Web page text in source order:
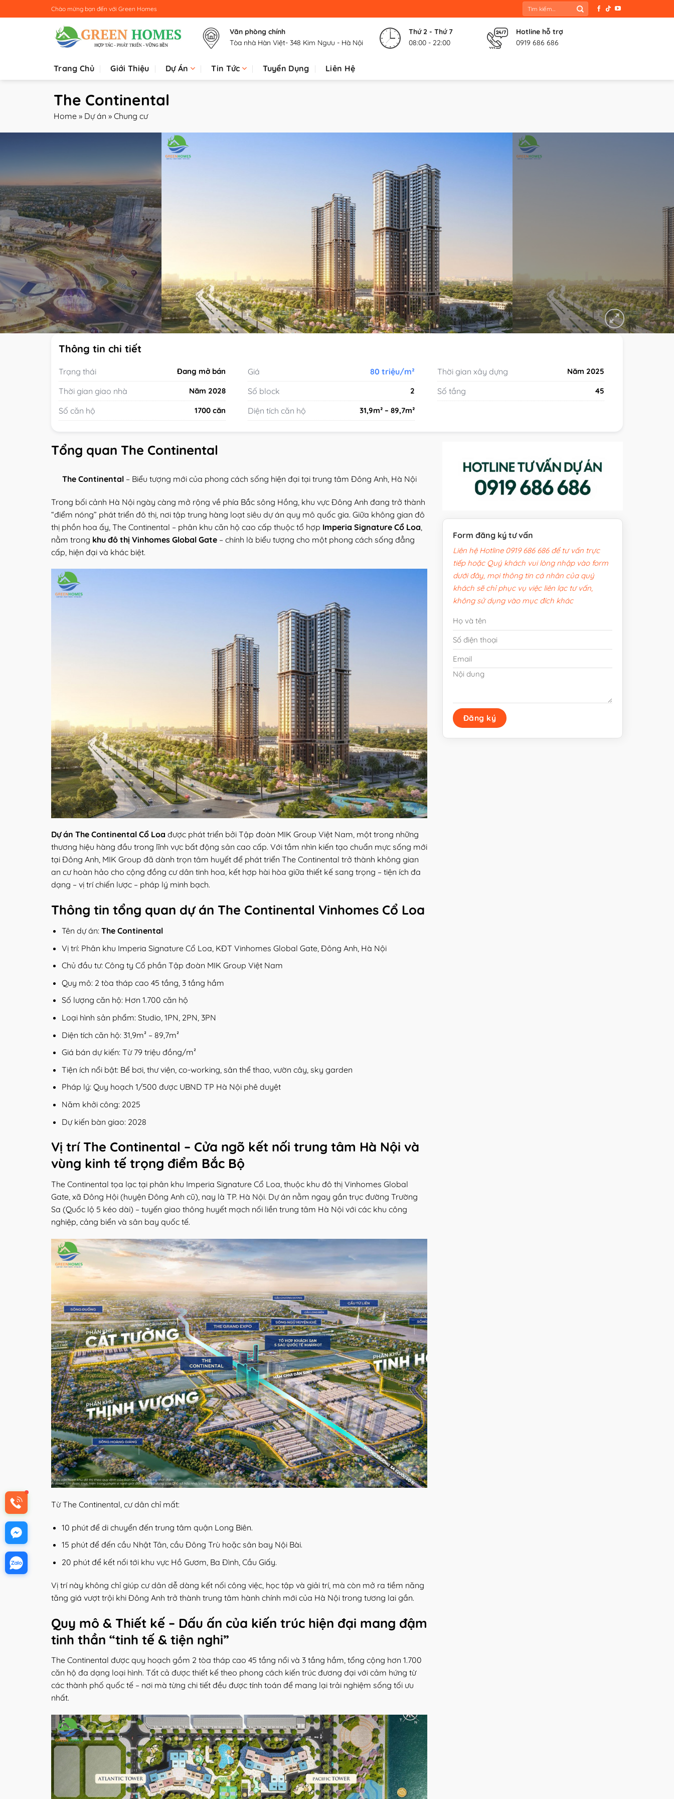
qua
Chào mừng bạn đến với Green Homes
Tìm
kiếm:
Văn phòng chính
Tòa nhà Hàn Việt- 348 Kim Ngưu - Hà Nội
Thứ 2 - Thứ 7
08:00 - 22:00
Hotline hỗ trợ
0919 686 686
Trang Chủ Giới Thiệu Dự Án Tin Tức Tuyển Dụng Liên Hệ
The Continental
Home » Dự án » Chung cư
Thông tin chi tiết
Trạng thái Đang mở bán Giá 80 triệu/m² Thời gian xây dựng Năm 2025
Thời gian giao nhà Năm 2028 Số block 2 Số tầng 45
Số căn hộ 1700 căn Diện tích căn hộ 31,9m² – 89,7m²
Tổng quan The Continental
The Continental– Biểu tượng mới của phong cách sống hiện đại tại trung tâm Đông Anh, Hà Nội
Trong bối cảnh Hà Nội ngày càng mở rộng về phía Bắc sông Hồng, khu vực Đông Anh đang trở thành
“điểm nóng” phát triển đô thị, nơi tập trung hàng loạt siêu dự án quy mô quốc gia. Giữa không gian đô
thị phồn hoa ấy, The Continental – phân khu căn hộ cao cấp thuộc tổ hợp Imperia Signature Cổ Loa
nằm trong khu đô thị Vinhomes Global Gate – chính là biểu tượng cho một phong cách sống đẳng
cấp, hiện đại và khác biệt.
Dự án The Continental Cổ Loa được phát triển bởi Tập đoàn MIK Group Việt Nam, một trong những
thương hiệu hàng đầu trong lĩnh vực bất động sản cao cấp. Với tầm nhìn kiến tạo chuẩn mực sống mới
tại Đông Anh, MIK Group đã dành trọn tâm huyết để phát triển The Continental trở thành không gian
an cư hoàn hảo cho cộng đồng cư dân tinh hoa, kết hợp hài hòa giữa thiết kế sang trọng – tiện ích đa
dạng – vị trí chiến lược – pháp lý minh bạch.
Thông tin tổng quan dự án The Continental Vinhomes Cổ Loa
Tên dự án: The Continental
Vị trí: Phân khu Imperia Signature Cổ Loa, KĐT Vinhomes Global Gate, Đông Anh, Hà Nội
Chủ đầu tư: Công ty Cổ phần Tập đoàn MIK Group Việt Nam
Quy mô: 2 tòa tháp cao 45 tầng, 3 tầng hầm
Số lượng căn hộ: Hơn 1.700 căn hộ
Loại hình sản phẩm: Studio, 1PN, 2PN, 3PN
Diện tích căn hộ: 31,9m² – 89,7m²
Giá bán dự kiến: Từ 79 triệu đồng/m²
Tiện ích nổi bật: Bể bơi, thư viện, co-working, sân thể thao, vườn cây, sky garden
Pháp lý: Quy hoạch 1/500 được UBND TP Hà Nội phê duyệt
Năm khởi công: 2025
Dự kiến bàn giao: 2028
Vị trí The Continental – Cửa ngõ kết nối trung tâm Hà Nội và
vùng kinh tế trọng điểm Bắc Bộ
The Continental tọa lạc tại phân khu Imperia Signature Cổ Loa, thuộc khu đô thị Vinhomes Global
Gate, xã Đông Hội (huyện Đông Anh cũ), nay là TP. Hà Nội. Dự án nằm ngay gần trục đường Trường
Sa (Quốc lộ 5 kéo dài) – tuyến giao thông huyết mạch nối liền trung tâm Hà Nội với các khu công
nghiệp, cảng biển và sân bay quốc tế.
Từ The Continental, cư dân chỉ mất:
10 phút để di chuyển đến trung tâm quận Long Biên.
15 phút để đến cầu Nhật Tân, cầu Đông Trù hoặc sân bay Nội Bài.
20 phút để kết nối tới khu vực Hồ Gươm, Ba Đình, Cầu Giấy.
Vị trí này không chỉ giúp cư dân dễ dàng kết nối công việc, học tập và giải trí, mà còn mở ra tiềm năng
tăng giá vượt trội khi Đông Anh trở thành trung tâm hành chính mới của Hà Nội trong tương lai gần.
Quy mô & Thiết kế – Dấu ấn của kiến trúc hiện đại mang đậm
tinh thần “tinh tế & tiện nghi”
The Continental được quy hoạch gồm 2 tòa tháp cao 45 tầng nổi và 3 tầng hầm, tổng cộng hơn 1.700
căn hộ đa dạng loại hình. Tất cả được thiết kế theo phong cách kiến trúc đương đại với cảm hứng từ
các thành phố quốc tế – nơi mà từng chi tiết đều được tính toán để mang lại trải nghiệm sống tối ưu
nhất.
Form đăng ký tư vấn
Liên hệ Hotline 0919 686 686 để tư vấn trực
tiếp hoặc Quý khách vui lòng nhập vào form
dưới đây, mọi thông tin cá nhân của quý
khách sẽ chỉ phục vụ việc liên lạc tư vấn,
không sử dụng vào mục đích khác